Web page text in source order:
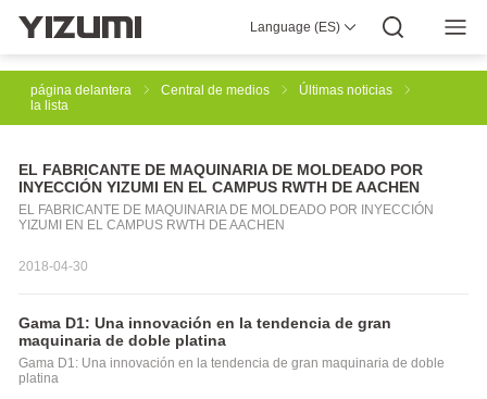
Language (ES)
Solución De Moldeado Por Inyección De Caucho
Impresión 3D Industrial
Acerca De YIZUMI 4.0
Sabiduría Global
Central de medios
Relaciones Con Inversores
Descarga
página delantera
Central de medios
Últimas noticias
la lista
EL FABRICANTE DE MAQUINARIA DE MOLDEADO POR
INYECCIÓN YIZUMI EN EL CAMPUS RWTH DE AACHEN
EL FABRICANTE DE MAQUINARIA DE MOLDEADO POR INYECCIÓN
YIZUMI EN EL CAMPUS RWTH DE AACHEN
2018-04-30
Gama D1: Una innovación en la tendencia de gran
maquinaria de doble platina
Gama D1: Una innovación en la tendencia de gran maquinaria de doble
platina